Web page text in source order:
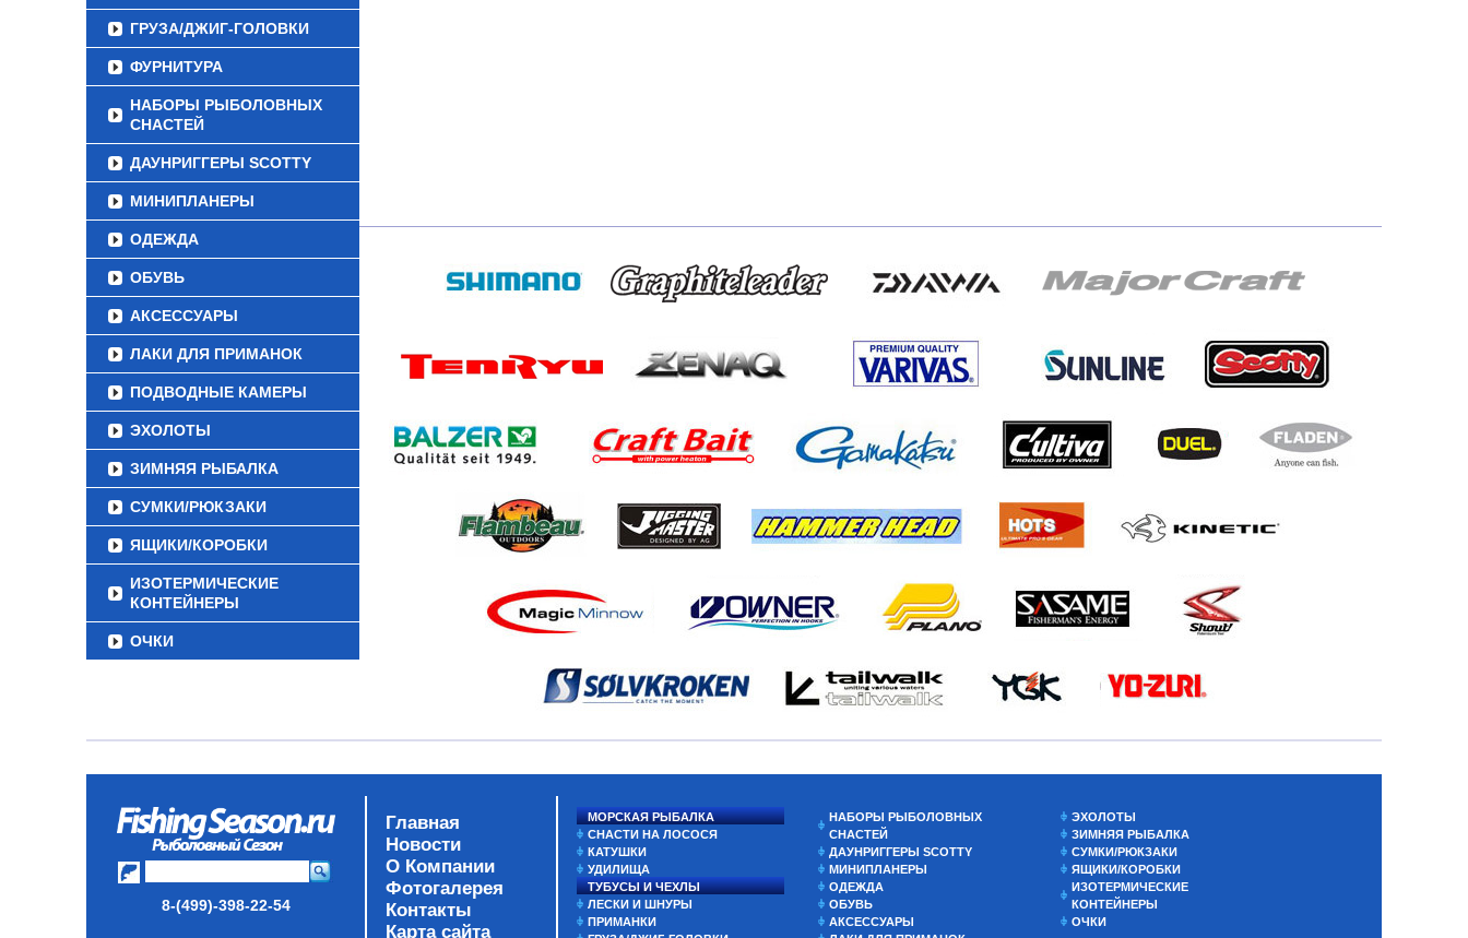
ГРУЗА/ДЖИГ-ГОЛОВКИ
ФУРНИТУРА
НАБОРЫ РЫБОЛОВНЫХ
СНАСТЕЙ
ДАУНРИГГЕРЫ SCOTTY
МИНИПЛАНЕРЫ
ОДЕЖДА
ОБУВЬ
АКСЕССУАРЫ
ЛАКИ ДЛЯ ПРИМАНОК
ПОДВОДНЫЕ КАМЕРЫ
ЭХОЛОТЫ
ЗИМНЯЯ РЫБАЛКА
СУМКИ/РЮКЗАКИ
ЯЩИКИ/КОРОБКИ
ИЗОТЕРМИЧЕСКИЕ
КОНТЕЙНЕРЫ
ОЧКИ
8-(499)-398-22-54
Главная
Новости
О Компании
Фотогалерея
Контакты
Карта сайта
МОРСКАЯ РЫБАЛКА
СНАСТИ НА ЛОСОСЯ
КАТУШКИ
УДИЛИЩА
ТУБУСЫ И ЧЕХЛЫ
ЛЕСКИ И ШНУРЫ
ПРИМАНКИ
НАБОРЫ РЫБОЛОВНЫХ
СНАСТЕЙ
ДАУНРИГГЕРЫ SCOTTY
МИНИПЛАНЕРЫ
ОДЕЖДА
ОБУВЬ
АКСЕССУАРЫ
ЭХОЛОТЫ
ЗИМНЯЯ РЫБАЛКА
СУМКИ/РЮКЗАКИ
ЯЩИКИ/КОРОБКИ
ИЗОТЕРМИЧЕСКИЕ
КОНТЕЙНЕРЫ
ОЧКИ